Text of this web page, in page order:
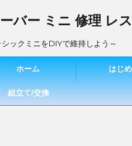
バー ミニ 修理 レ
シックミニをDIYで維持しよう～
ホーム はじ
組立て/交換